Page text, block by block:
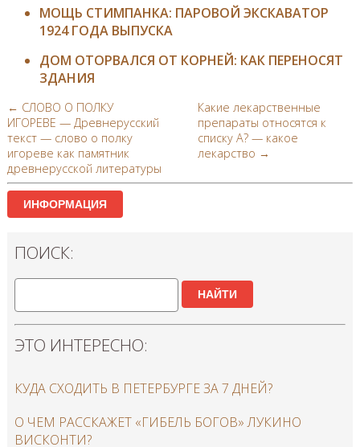
МОЩЬ СТИМПАНКА: ПАРОВОЙ ЭКСКАВАТОР
1924 ГОДА ВЫПУСКА
ДОМ ОТОРВАЛСЯ ОТ КОРНЕЙ: КАК ПЕРЕНОСЯТ
ЗДАНИЯ
← СЛОВО О ПОЛКУ
ИГОРЕВЕ — Древнерусский
текст — слово о полку
игореве как памятник
древнерусской литературы
Какие лекарственные
препараты относятся к
списку А? — какое
лекарство →
ИНФОРМАЦИЯ
ПОИСК:
НАЙТИ
ЭТО ИНТЕРЕСНО:
КУДА СХОДИТЬ В ПЕТЕРБУРГЕ ЗА 7 ДНЕЙ?
О ЧЕМ РАССКАЖЕТ «ГИБЕЛЬ БОГОВ» ЛУКИНО
ВИСКОНТИ?